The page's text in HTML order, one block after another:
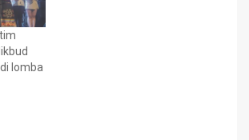
lomba